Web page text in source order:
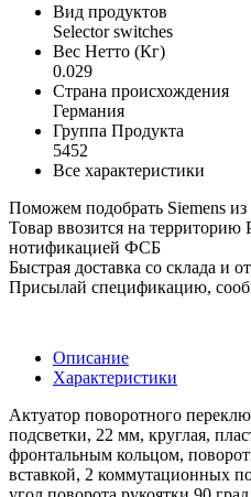
Вид продуктов
Selector switches
Вес Нетто (Кг)
0.029
Страна происхождения
Германия
Группа Продукта
5452
Все характеристики
Поможем подобрать Siemens из
Товар ввозится на
нотификацией ФСБ
Быстрая доставка со склада и
Присылай спецификацию,
Описание
Характеристики
Актуатор поворотного
подсветки, 22 мм, круглая,
фронтальным кольцом,
вставкой, 2 коммутационных